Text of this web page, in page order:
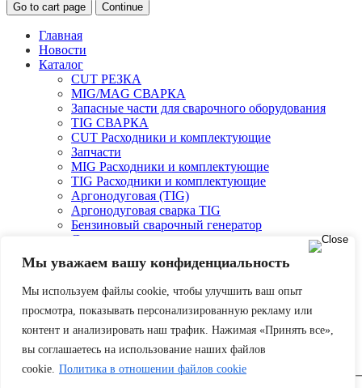
Мы уважаем вашу конфиденциальность
Мы используем файлы cookie, чтобы улучшить ваш опыт
просмотра, показывать персонализированную рекламу или
контент и анализировать наш трафик. Нажимая «Принять все»,
вы соглашаетесь на использование наших файлов
cookie. Политика в отношении файлов cookie
Go to cart page Continue
Главная
Новости
Каталог
CUT РЕЗКА
MIG/MAG СВАРКА
Запасные части для сварочного оборудования
TIG СВАРКА
CUT Расходники и комплектующие
Запчасти
MIG Расходники и комплектующие
TIG Расходники и комплектующие
Аргонодуговая (TIG)
Аргонодуговая сварка TIG
Бензиновый сварочный генератор
Двухпостовые и однопостовые сварочные
О компании
Партнеры
Контакты
Авторизоваться